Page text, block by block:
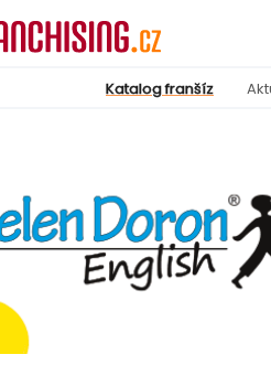
Katalog franšíz